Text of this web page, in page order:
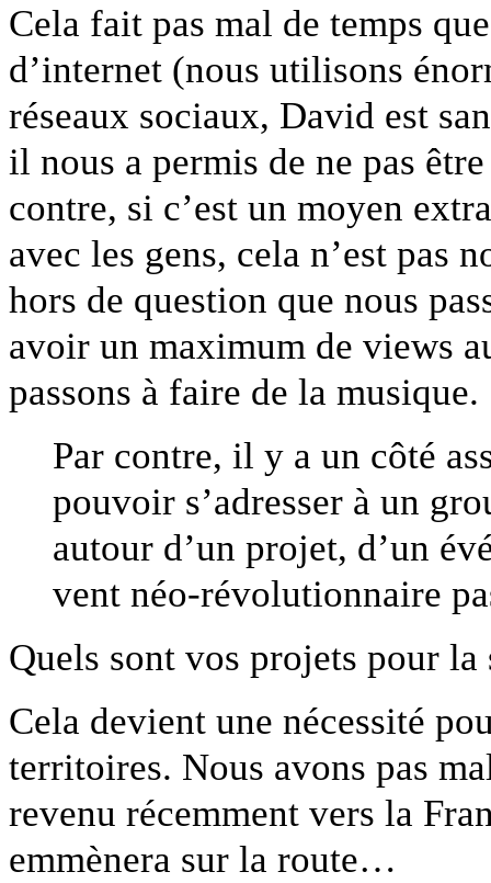
Cela fait pas mal de temps
d’internet (nous utilisons
réseaux sociaux, David est
il nous a permis de ne pas
contre, si c’est un moyen
avec les gens, cela n’est pas
hors de question que nous
avoir un maximum de views
passons à faire de la musique.
Par contre, il y a un côté
pouvoir s’adresser à un
autour d’un projet, d’un
vent néo-révolutionnaire
Quels sont vos projets pour la
Cela devient une nécessité
territoires. Nous avons pas
revenu récemment vers la
emmènera sur la route…